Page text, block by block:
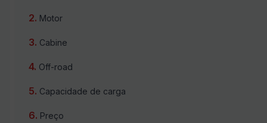
Motor
Cabine
Off-road
Capacidade de carga
Preço